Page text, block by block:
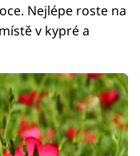
Nejlépe roste na
v kypré a